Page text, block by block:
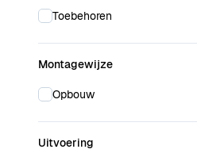
Toebehoren
Montagewijze
Opbouw
Uitvoering